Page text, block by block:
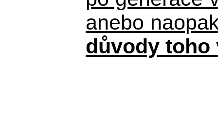
anebo
důvody toho